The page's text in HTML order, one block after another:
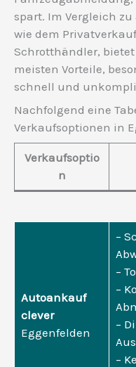
spart. Im Vergleich
wie dem
Schrotthändler, bietet
meisten Vorteile,
schnell und
Nachfolgend eine
Verkaufsoptionen in
Verkaufsoptio
n
Autoankauf
clever
Eggenfelden
–
–
–
–
–